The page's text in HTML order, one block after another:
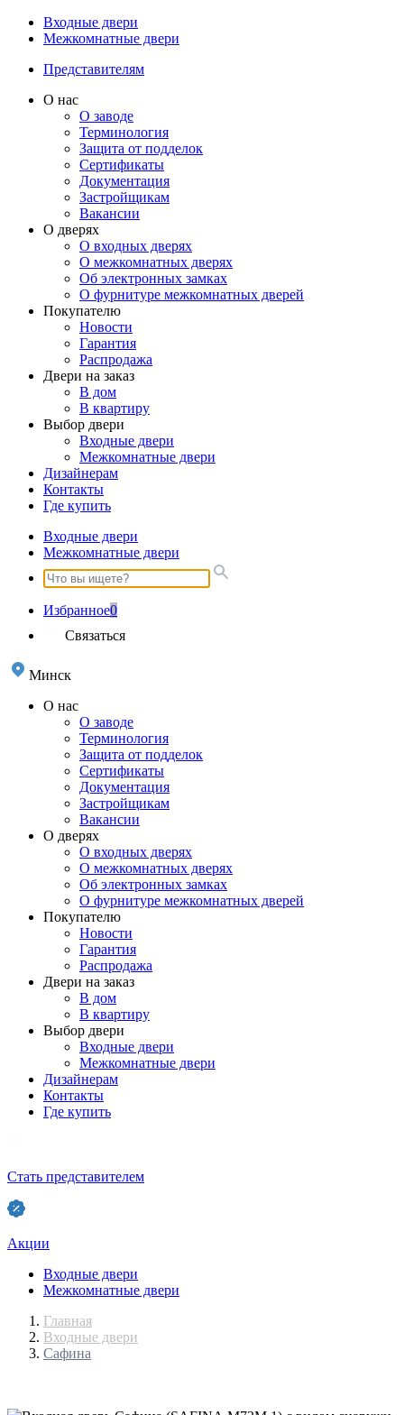
Входные двери
Межкомнатные двери
Представителям
О нас
О заводе
Терминология
Защита от подделок
Сертификаты
Документация
Застройщикам
Вакансии
О дверях
О входных дверях
О межкомнатных дверях
Об электронных замках
О фурнитуре межкомнатных дверей
Покупателю
Новости
Гарантия
Распродажа
Двери на заказ
В дом
В квартиру
Выбор двери
Входные двери
Межкомнатные двери
Дизайнерам
Контакты
Где купить
Входные двери
Межкомнатные двери
Избранное0
Связаться
Минск
О нас
О заводе
Терминология
Защита от подделок
Сертификаты
Документация
Застройщикам
Вакансии
О дверях
О входных дверях
О межкомнатных дверях
Об электронных замках
О фурнитуре межкомнатных дверей
Покупателю
Новости
Гарантия
Распродажа
Двери на заказ
В дом
В квартиру
Выбор двери
Входные двери
Межкомнатные двери
Дизайнерам
Контакты
Где купить
Стать представителем
Акции
Входные двери
Межкомнатные двери
Главная
Входные двери
Сафина